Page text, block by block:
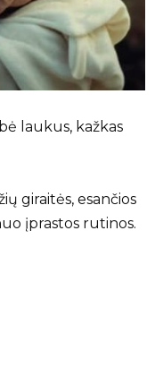
laukus, kažkas
giraitės, esančios
įprastos rutinos.